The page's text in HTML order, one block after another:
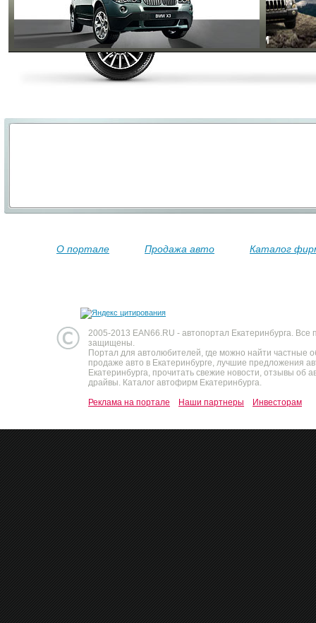
О портале Продажа авто Каталог
2005-2013 EAN66.RU - автопортал Екатеринбурга. Все
защищены.
Портал для автолюбителей, где можно найти частные
продаже авто в Екатеринбурге, лучшие предложения
Екатеринбурга, прочитать свежие новости, отзывы об
драйвы. Каталог автофирм Екатеринбурга.
Реклама на портале
Наши партнеры Инвесторам